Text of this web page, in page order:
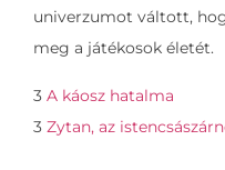
univerzumot váltott,
meg a játékosok életét.
3 A káosz hatalma
3 Zytan, az